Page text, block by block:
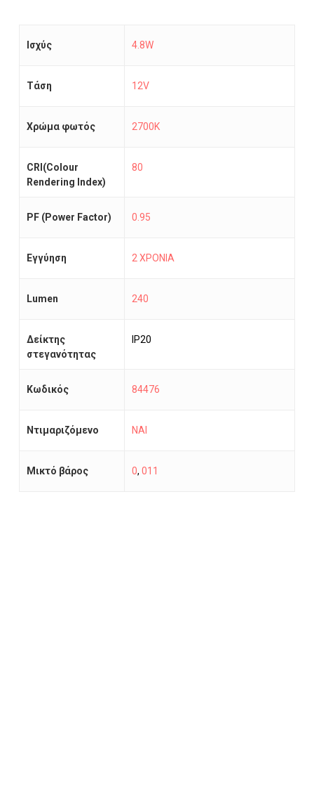
Ισχύς 4.8W
Τάση 12V
Χρώμα φωτός 2700K
CRI(Colour
Rendering Index)
80
PF (Power Factor) 0.95
Εγγύηση 2 ΧΡΟΝΙΑ
Lumen 240
Δείκτης
στεγανότητας
IP20
Κωδικός 84476
Ντιμαριζόμενο ΝΑΙ
Μικτό βάρος 0, 011